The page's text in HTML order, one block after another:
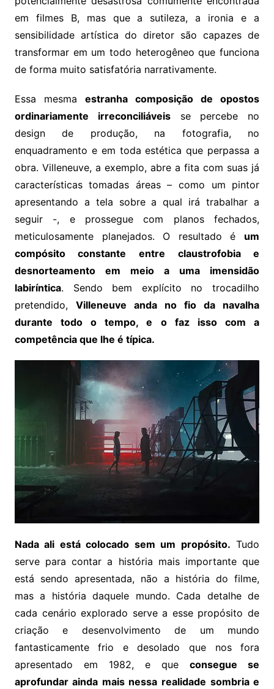
em filmes B, mas que a sutileza, a ironia e a
sensibilidade artística do diretor são capazes de
transformar em um todo heterogêneo que funciona
de forma muito satisfatória narrativamente.
Essa mesma estranha composição de opostos
ordinariamente irreconciliáveisse percebe no
design de produção, na fotografia, no
enquadramento e em toda estética que perpassa a
obra. Villeneuve, a exemplo, abre a fita com suas já
características tomadas áreas – como um pintor
apresentando a tela sobre a qual irá trabalhar a
seguir -, e prossegue com planos fechados,
meticulosamente planejados. O resultado é um
compósito constante entre claustrofobia e
desnorteamento em meio a uma imensidão
labiríntica. Sendo bem explícito no trocadilho
pretendido, Villeneuve anda no fio da navalha
durante todo o tempo, e o faz isso com a
competência que lhe é típica.
Nada ali está colocado sem um propósito. Tudo
serve para contar a história mais importante que
está sendo apresentada, não a história do filme,
mas a história daquele mundo. Cada detalhe de
cada cenário explorado serve a esse propósito de
criação e desenvolvimento de um mundo
fantasticamente frio e desolado que nos fora
apresentado em 1982, e queconsegue se
aprofundar ainda mais nessa realidade sombria e